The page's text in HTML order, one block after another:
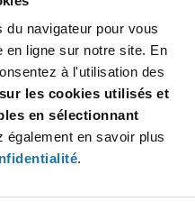
navigateur pour vous
en ligne sur notre site. En
à l'utilisation des
les cookies utilisés et
en sélectionnant
également en savoir plus
.